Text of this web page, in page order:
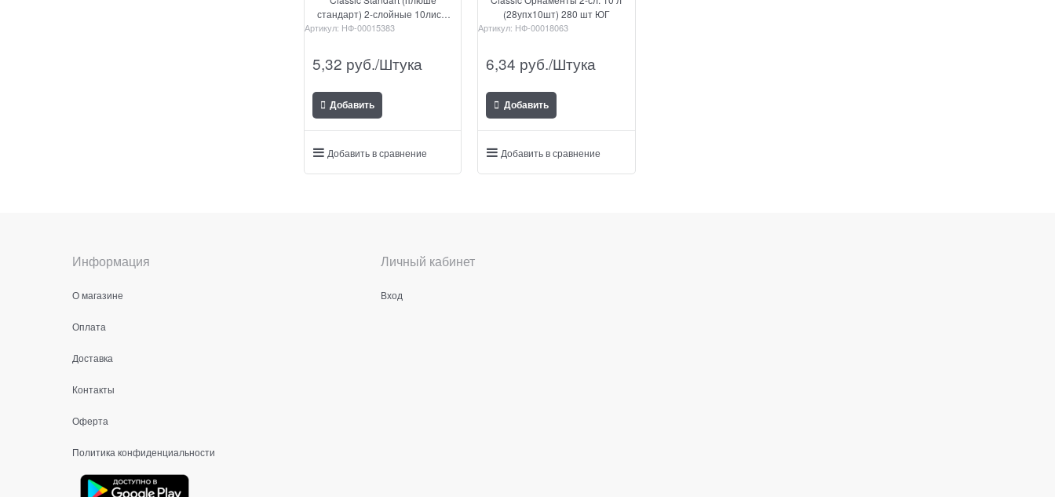
стандарт) 2-слойные 10лист,
(28упx10шт) 280 шт ЮГ
Артикул: НФ-00015383
5,32 руб./Штука
Добавить
Добавить в сравнение
(28упx10шт) 280 шт ЮГ
Артикул: НФ-00018063
6,34 руб./Штука
Добавить
Добавить в сравнение
Информация
О магазине
Оплата
Доставка
Контакты
Оферта
Политика конфиденциальности
Личный кабинет
Вход